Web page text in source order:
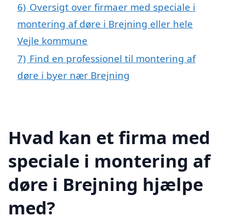
6) Oversigt over firmaer med speciale i
montering af døre i Brejning eller hele
Vejle kommune
7) Find en professionel til montering af
døre i byer nær Brejning
Hvad kan et firma med
speciale i montering af
døre i Brejning hjælpe
med?